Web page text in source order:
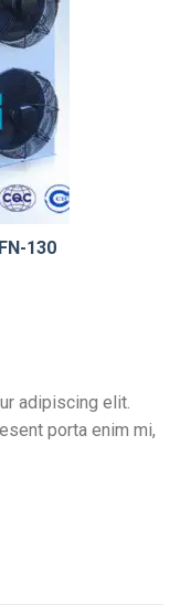
130
adipiscing elit.
porta enim mi,